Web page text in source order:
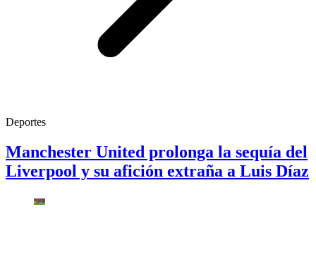
Deportes
Manchester United prolonga la sequía del
Liverpool y su afición extraña a Luis Díaz